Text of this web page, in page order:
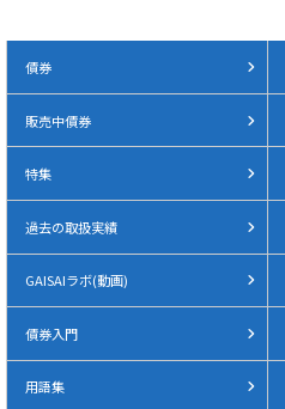
債券
販売中債券
特集
過去の取扱実績
GAISAIラボ(動画)
債券入門
用語集